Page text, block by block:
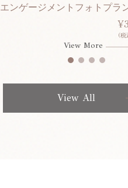
エンゲージメントフォトプラ
(税
View More
View All